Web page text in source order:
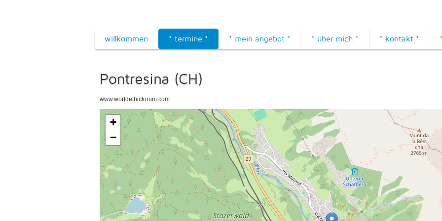
willkommen * termine * * mein angebot * * über mich * * kontakt *
Pontresina (CH)
www.worldethicforum.com
+
−